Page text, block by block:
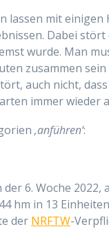
lassen mit
Dabei stört
wurde. Man
zusammen
auch nicht,
immer wieder
‚anführen‘:
der 6. Woche 2022,
hm in 13
der NRFTW-